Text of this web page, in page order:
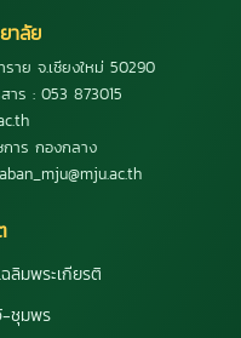
าลัย
าย จ.เชียงใหม่ 50290
าร : 053 873015
การ กองกลาง
ลิมพระเกียรติ
-ชุมพร